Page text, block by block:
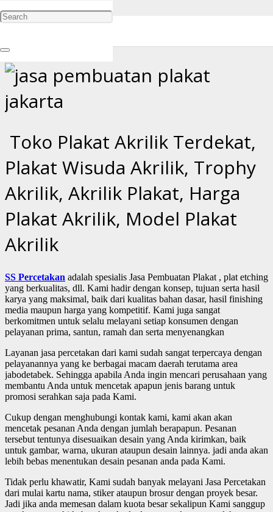
Toko Plakat Akrilik Terdekat, Plakat Wisuda Akrilik, Trophy
Toko Plakat Akrilik Terdekat,
Plakat Wisuda Akrilik, Trophy
Akrilik, Akrilik Plakat, Harga
Plakat Akrilik, Model Plakat
Akrilik
SS Percetakan adalah spesialis Jasa Pembuatan Plakat , plat etching
yang berkualitas, dll. Kami hadir dengan konsep, tujuan serta hasil
karya yang maksimal, baik dari kualitas bahan dasar, hasil finishing
media maupun harga yang kompetitif. Kami juga sangat
berkomitmen untuk selalu melayani setiap konsumen dengan
pelayanan prima, santun, ramah dan serta menyenangkan
Layanan jasa percetakan dari kami sudah sangat terpercaya dengan
pelayanannya yang ke berbagai macam daerah terutama area
jabodetabek. Sehingga apabila Anda ingin mencari perusahaan yang
membantu Anda untuk mencetak apapun jenis barang untuk
promosi serahkan saja pada Kami.
Cukup dengan menghubungi kontak kami, kami akan akan
mencetak pesanan Anda dengan jumlah berapapun. Pesanan
tersebut tentunya disesuaikan desain yang Anda kirimkan, baik
untuk gambar, warna, ukuran ataupun desain lainnya. jadi anda akan
lebih bebas menentukan desain pesanan anda pada Kami.
Tidak perlu khawatir, Kami sudah banyak melayani Jasa Percetakan
dari mulai kartu nama, stiker ataupun brosur dengan proyek besar.
Jadi jika anda memesan dalam kuota besar sekalipun Kami sanggup